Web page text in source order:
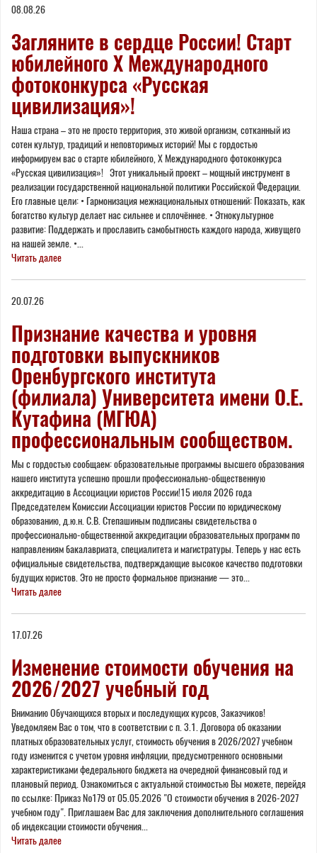
08.08.26
Загляните в сердце России! Старт
юбилейного X Международного
фотоконкурса «Русская
цивилизация»!
Наша страна – это не просто территория, это живой организм, сотканный из
сотен культур, традиций и неповторимых историй! Мы с гордостью
информируем вас о старте юбилейного, Х Международного фотоконкурса
«Русская цивилизация»! Этот уникальный проект – мощный инструмент в
реализации государственной национальной политики Российской Федерации.
Его главные цели: • Гармонизация межнациональных отношений: Показать, как
богатство культур делает нас сильнее и сплочённее. • Этнокультурное
развитие: Поддержать и прославить самобытность каждого народа, живущего
на нашей земле. •...
Читать далее
20.07.26
Признание качества и уровня
подготовки выпускников
Оренбургского института
(филиала) Университета имени О.Е.
Кутафина (МГЮА)
профессиональным сообществом.
Мы с гордостью сообщаем: образовательные программы высшего образования
нашего института успешно прошли профессионально-общественную
аккредитацию в Ассоциации юристов России!15 июля 2026 года
Председателем Комиссии Ассоциации юристов России по юридическому
образованию, д.ю.н. С.В. Степашиным подписаны свидетельства о
профессионально-общественной аккредитации образовательных программ по
направлениям бакалавриата, специалитета и магистратуры. Теперь у нас есть
официальные свидетельства, подтверждающие высокое качество подготовки
будущих юристов. Это не просто формальное признание — это...
Читать далее
17.07.26
Изменение стоимости обучения на
2026/2027 учебный год
Вниманию Обучающихся вторых и последующих курсов, Заказчиков!
Уведомляем Вас о том, что в соответствии с п. 3.1. Договора об оказании
платных образовательных услуг, стоимость обучения в 2026/2027 учебном
году изменится с учетом уровня инфляции, предусмотренного основными
характеристиками федерального бюджета на очередной финансовый год и
плановый период. Ознакомиться с актуальной стоимостью Вы можете, перейдя
по ссылке: Приказ №179 от 05.05.2026 "О стоимости обучения в 2026-2027
учебном году". Приглашаем Вас для заключения дополнительного соглашения
об индексации стоимости обучения...
Читать далее